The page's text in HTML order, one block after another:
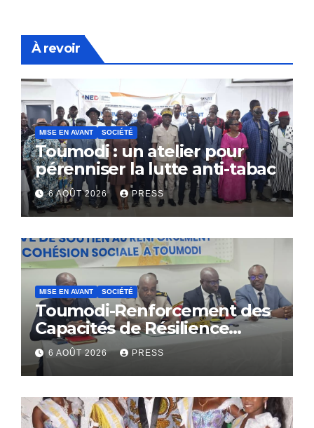
À revoir
MISE EN AVANT SOCIÉTÉ
Toumodi : un atelier pour
pérenniser la lutte anti-tabac
6 AOÛT 2026 PRESS
MISE EN AVANT SOCIÉTÉ
Toumodi-Renforcement des
Capacités de Résilience
Communautaire
6 AOÛT 2026 PRESS